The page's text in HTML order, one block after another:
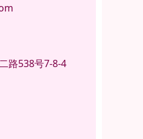
路538号7-8-4